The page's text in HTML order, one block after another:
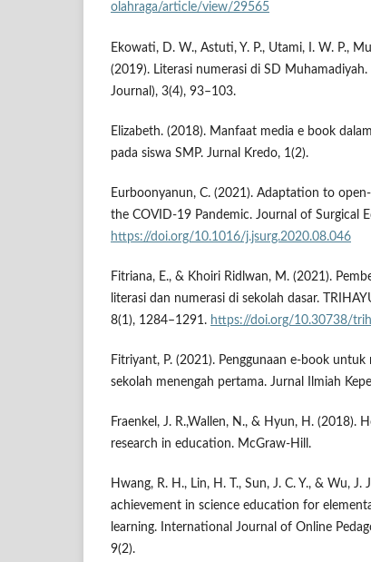
olahraga/article/view/29565
Ekowati, D. W., Astuti, Y. P., Utami, I. W. P.,
(2019). Literasi numerasi di SD
Journal), 3(4), 93–103.
Elizabeth. (2018). Manfaat media e book
pada siswa SMP. Jurnal Kredo, 1(2).
Eurboonyanun, C. (2021). Adaptation to
the COVID-19 Pandemic. Journal of Surgical
https://doi.org/10.1016/j.jsurg.2020.08.046
Fitriana, E., & Khoiri Ridlwan, M. (2021).
literasi dan numerasi di sekolah dasar.
8(1), 1284–1291. https://doi.org/10.30738/
Fitriyant, P. (2021). Penggunaan e-book
sekolah menengah pertama. Jurnal Ilmiah
Fraenkel, J. R.,Wallen, N., & Hyun, H. (2018).
research in education. McGraw-Hill.
Hwang, R. H., Lin, H. T., Sun, J. C. Y., & Wu,
achievement in science education for
learning. International Journal of Online
9(2).